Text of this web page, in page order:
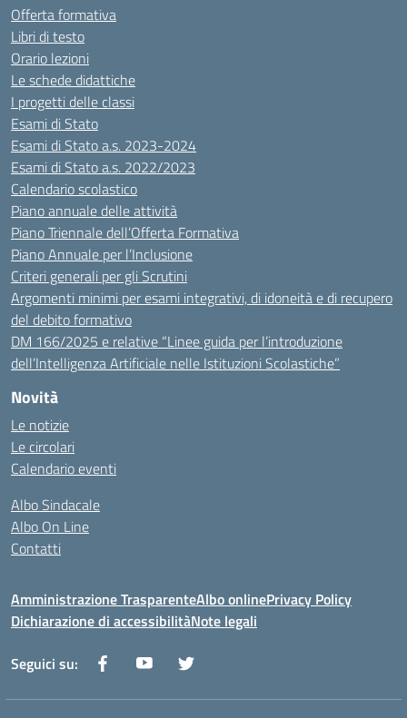
Offerta formativa
Libri di testo
Orario lezioni
Le schede didattiche
I progetti delle classi
Esami di Stato
Esami di Stato a.s. 2023-2024
Esami di Stato a.s. 2022/2023
Calendario scolastico
Piano annuale delle attività
Piano Triennale dell’Offerta Formativa
Piano Annuale per l’Inclusione
Criteri generali per gli Scrutini
Argomenti minimi per esami integrativi, di idoneità e di recupero
del debito formativo
DM 166/2025 e relative “Linee guida per l’introduzione
dell’Intelligenza Artificiale nelle Istituzioni Scolastiche”
Novità
Le notizie
Le circolari
Calendario eventi
Albo Sindacale
Albo On Line
Contatti
Amministrazione TrasparenteAlbo onlinePrivacy Policy
Dichiarazione di accessibilitàNote legali
Seguici su: